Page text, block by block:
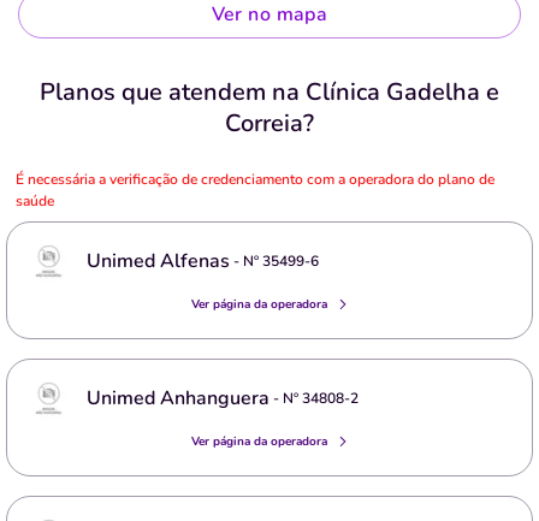
Ver no mapa
Planos que atendem na Clínica Gadelha e
Correia?
É necessária a verificação de credenciamento com a operadora do plano de
saúde
Unimed Alfenas - Nº35499-6
Ver página da operadora
Unimed Anhanguera - Nº34808-2
Ver página da operadora